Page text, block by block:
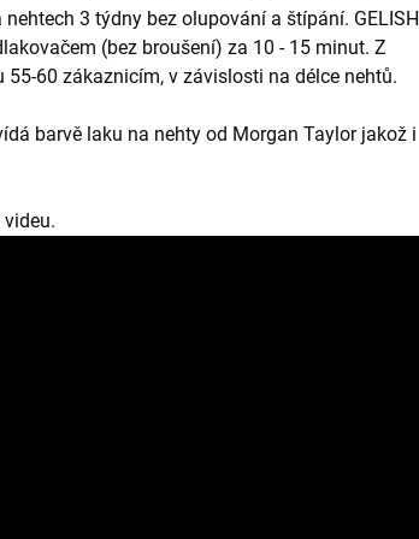
3 týdny bez olupování a štípání. GELISH
(bez broušení) za 10 - 15 minut. Z
60 zákaznicím, v závislosti na délce nehtů.
barvě laku na nehty od Morgan Taylor jakož i